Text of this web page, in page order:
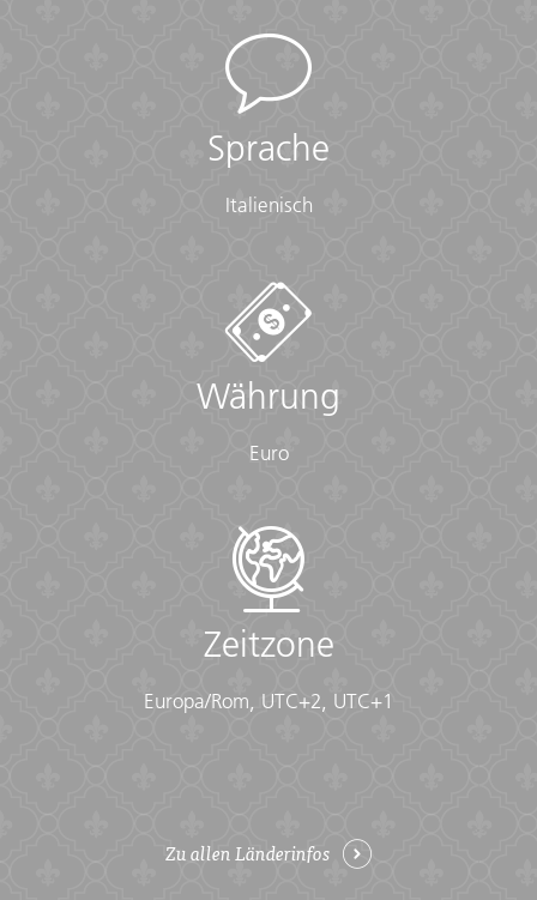
Sprache
Italienisch
Währung
Euro
Zeitzone
Europa/Rom, UTC+2, UTC+1
Zu allen Länderinfos